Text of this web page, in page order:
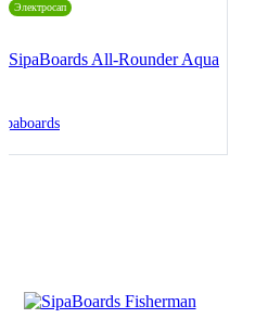
Электросап
SipaBoards All-Rounder Aqua